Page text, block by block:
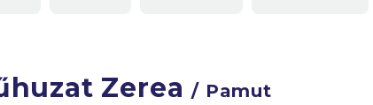
Zerea/ Pamut